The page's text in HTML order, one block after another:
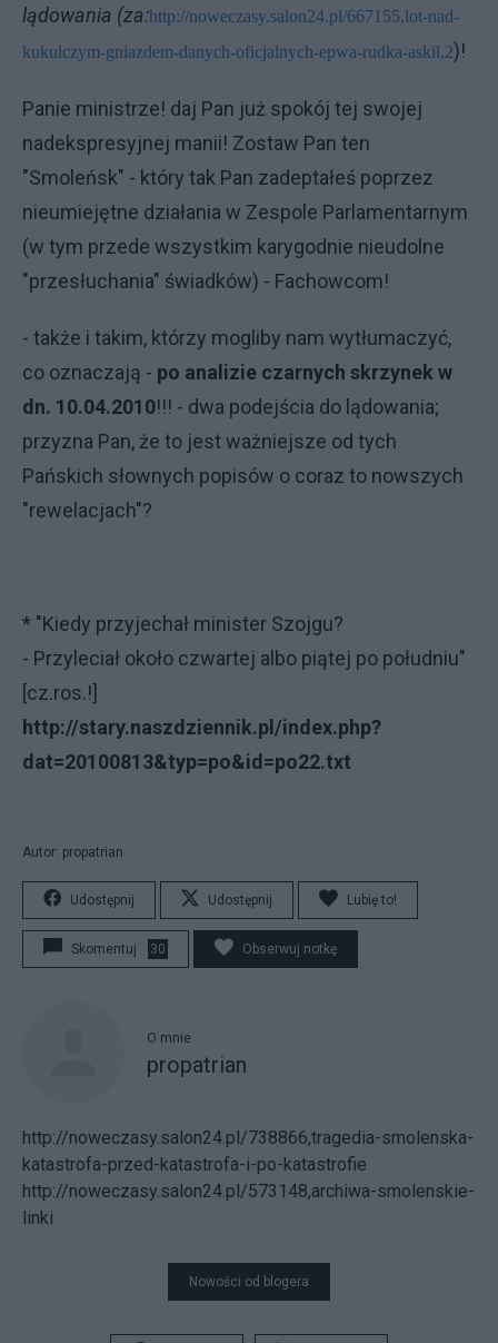
lądowania (za:http://noweczasy.salon24.pl/667155,lot-nad-
kukulczym-gniazdem-danych-oficjalnych-epwa-rudka-askil,2)!
Panie ministrze! daj Pan już spokój tej swojej
nadekspresyjnej manii! Zostaw Pan ten
"Smoleńsk" - który tak Pan zadeptałeś poprzez
nieumiejętne działania w Zespole Parlamentarnym
(w tym przede wszystkim karygodnie nieudolne
"przesłuchania" świadków) - Fachowcom!
- także i takim, którzy mogliby nam wytłumaczyć,
co oznaczają - po analizie czarnych skrzynek w
dn. 10.04.2010!!! - dwa podejścia do lądowania;
przyzna Pan, że to jest ważniejsze od tych
Pańskich słownych popisów o coraz to nowszych
"rewelacjach"?
* "Kiedy przyjechał minister Szojgu?
- Przyleciał około czwartej albo piątej po południu"
[cz.ros.!]
http://stary.naszdziennik.pl/index.php?
dat=20100813&typ=po&id=po22.txt
Autor: propatrian
Udostępnij Udostępnij Lubię to!
Skomentuj 30 Obserwuj notkę
O mnie
propatrian
http://noweczasy.salon24.pl/738866,tragedia-smolenska-
katastrofa-przed-katastrofa-i-po-katastrofie
http://noweczasy.salon24.pl/573148,archiwa-smolenskie-
linki
Nowości od blogera